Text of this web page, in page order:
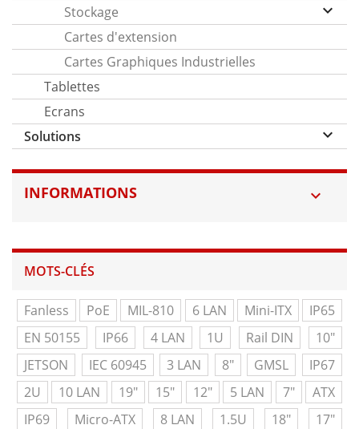
Stockage keyboard_arrow_down
Cartes d'extension
Cartes Graphiques Industrielles
Tablettes
Ecrans
Solutions
keyboard_arrow_down
INFORMATIONS 
MOTS-CLÉS
Fanless PoE MIL-810 6 LAN Mini-ITX
IP65
EN 50155
IP66 4 LAN 1U Rail DIN
10"
JETSON
IEC 60945 3 LAN 8" GMSL
IP67
2U
10 LAN 19" 15" 12" 5 LAN 7"
ATX
IP69
Micro-ATX 8 LAN 1.5U 18"
17"